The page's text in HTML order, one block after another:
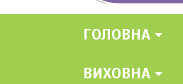
ГОЛОВНА
ВИХОВНА